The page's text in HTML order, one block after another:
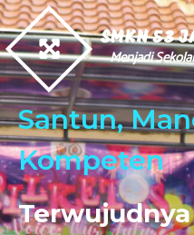
SMKN 53
Menjadi
Santun,
Kompeten